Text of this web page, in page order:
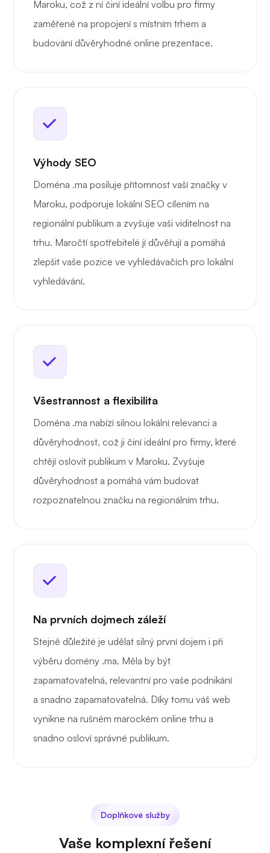
Maroku, což z ní činí ideální volbu pro firmy
zaměřené na propojení s místním trhem a
budování důvěryhodné online prezentace.
Výhody SEO
Doména .ma posiluje přítomnost vaší značky v
Maroku, podporuje lokální SEO cílením na
regionální publikum a zvyšuje vaši viditelnost na
trhu. Maročtí spotřebitelé jí důvěřují a pomáhá
zlepšit vaše pozice ve vyhledávačích pro lokální
vyhledávání.
Všestrannost a flexibilita
Doména .ma nabízí silnou lokální relevanci a
důvěryhodnost, což ji činí ideální pro firmy, které
chtějí oslovit publikum v Maroku. Zvyšuje
důvěryhodnost a pomáhá vám budovat
rozpoznatelnou značku na regionálním trhu.
Na prvních dojmech záleží
Stejně důležité je udělat silný první dojem i při
výběru domény .ma. Měla by být
zapamatovatelná, relevantní pro vaše podnikání
a snadno zapamatovatelná. Díky tomu váš web
vynikne na rušném marockém online trhu a
snadno osloví správné publikum.
Doplňkové služby
Vaše komplexní řešení